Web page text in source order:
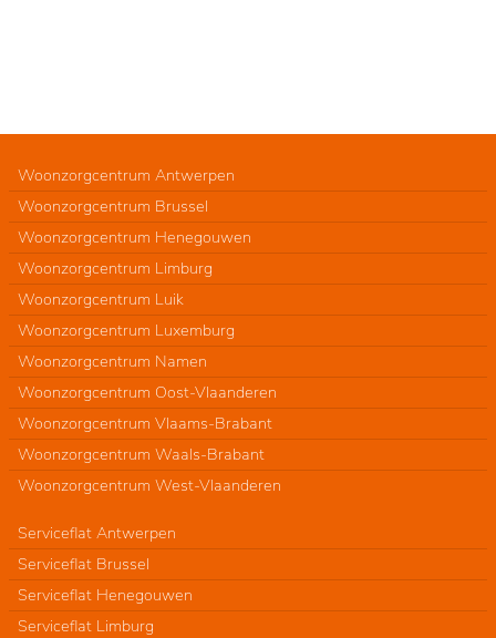
Woonzorgcentrum Antwerpen
Woonzorgcentrum Brussel
Woonzorgcentrum Henegouwen
Woonzorgcentrum Limburg
Woonzorgcentrum Luik
Woonzorgcentrum Luxemburg
Woonzorgcentrum Namen
Woonzorgcentrum Oost-Vlaanderen
Woonzorgcentrum Vlaams-Brabant
Woonzorgcentrum Waals-Brabant
Woonzorgcentrum West-Vlaanderen
Serviceflat Antwerpen
Serviceflat Brussel
Serviceflat Henegouwen
Serviceflat Limburg